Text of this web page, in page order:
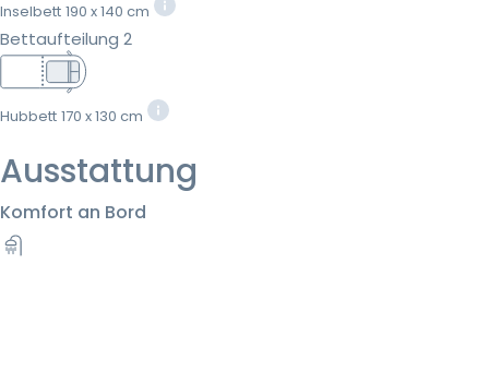
Inselbett 190 x 140 cm
Bettaufteilung 2
Hubbett 170 x 130 cm
Ausstattung
Komfort an Bord